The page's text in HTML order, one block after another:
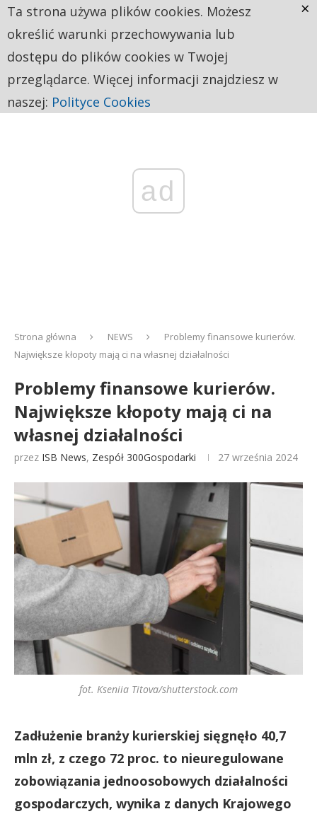
ad
Strona główna NEWS
Problemy finansowe kurierów.
Największe kłopoty mają ci na własnej działalności
Problemy finansowe kurierów.
Największe kłopoty mają ci na
własnej działalności
przez ISB News, Zespół 300Gospodarki 27 września 2024
fot. Kseniia Titova/shutterstock.com
Zadłużenie branży kurierskiej sięgnęło 40,7
mln zł, z czego 72 proc. to nieuregulowane
zobowiązania jednoosobowych działalności
gospodarczych, wynika z danych Krajowego
Ta strona używa plików cookies. Możesz
określić warunki przechowywania lub
dostępu do plików cookies w Twojej
przeglądarce. Więcej informacji znajdziesz w
naszej: Polityce Cookies
×